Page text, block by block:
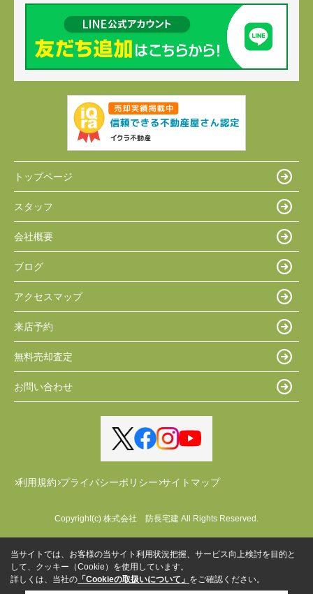
トップページ
スタッフ
会社概要
ブログ
アクセスマップ
来店予約
無料売却査定
お問い合わせ
利用規約 プライバシーポリシー サイトマップ
Copyright(c) 株式会社 防長宅建 All Rights Reserved.
当サイトでは、お客様の当サイト利用状況把握、サービス向上検討を目的と
して、クッキー（Cookie）を使用しています。
詳しくは、当社の 「Cookieの取扱いについて」 をご確認ください。